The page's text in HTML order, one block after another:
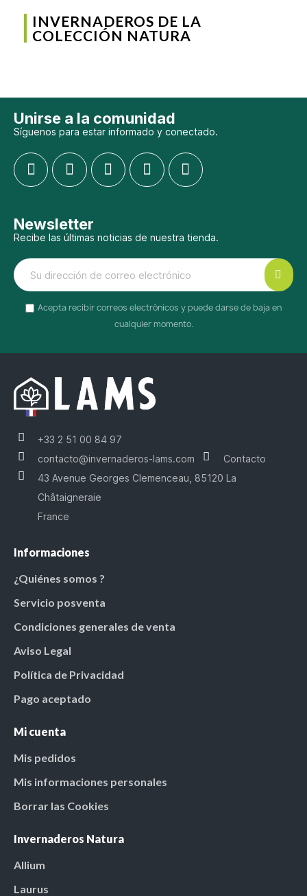
INVERNADEROS DE LA
COLECCIÓN NATURA
Unirse a la comunidad
Síguenos para estar informado y conectado.
Newsletter
Recibe las últimas noticias de nuestra tienda.
Acepta recibir correos electrónicos y puede darse de baja en
cualquier momento.
+33 2 51 00 84 97
contacto@invernaderos-lams.com
Contacto
43 Avenue Georges Clemenceau, 85120 La
Châtaigneraie
France
Informaciones
¿Quiénes somos ?
Servicio posventa
Condiciones generales de venta
Aviso Legal
Política de Privacidad
Pago aceptado
Mi cuenta
Mis pedidos
Mis informaciones personales
Borrar las Cookies
Invernaderos Natura
Allium
Laurus